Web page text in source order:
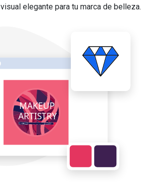
elegante para tu marca de belleza.